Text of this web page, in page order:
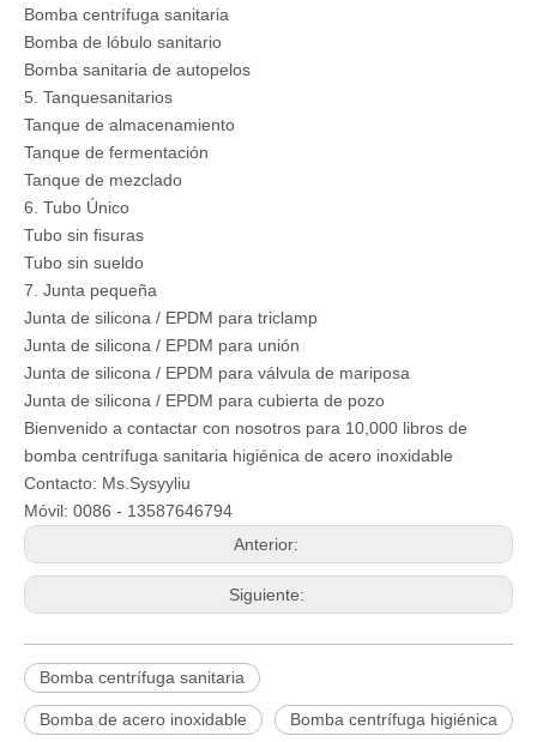
Bomba centrífuga sanitaria
Bomba de lóbulo sanitario
Bomba sanitaria de autopelos
5. Tanquesanitarios
Tanque de almacenamiento
Tanque de fermentación
Tanque de mezclado
6. Tubo Único
Tubo sin fisuras
Tubo sin sueldo
7. Junta pequeña
Junta de silicona / EPDM para triclamp
Junta de silicona / EPDM para unión
Junta de silicona / EPDM para válvula de mariposa
Junta de silicona / EPDM para cubierta de pozo
Bienvenido a contactar con nosotros para 10,000 libros de
bomba centrífuga sanitaria higiénica de acero inoxidable
Contacto: Ms.Sysyyliu
Móvil: 0086 - 13587646794
Anterior:
Siguiente:
Bomba centrífuga sanitaria
Bomba de acero inoxidable Bomba centrífuga higiénica